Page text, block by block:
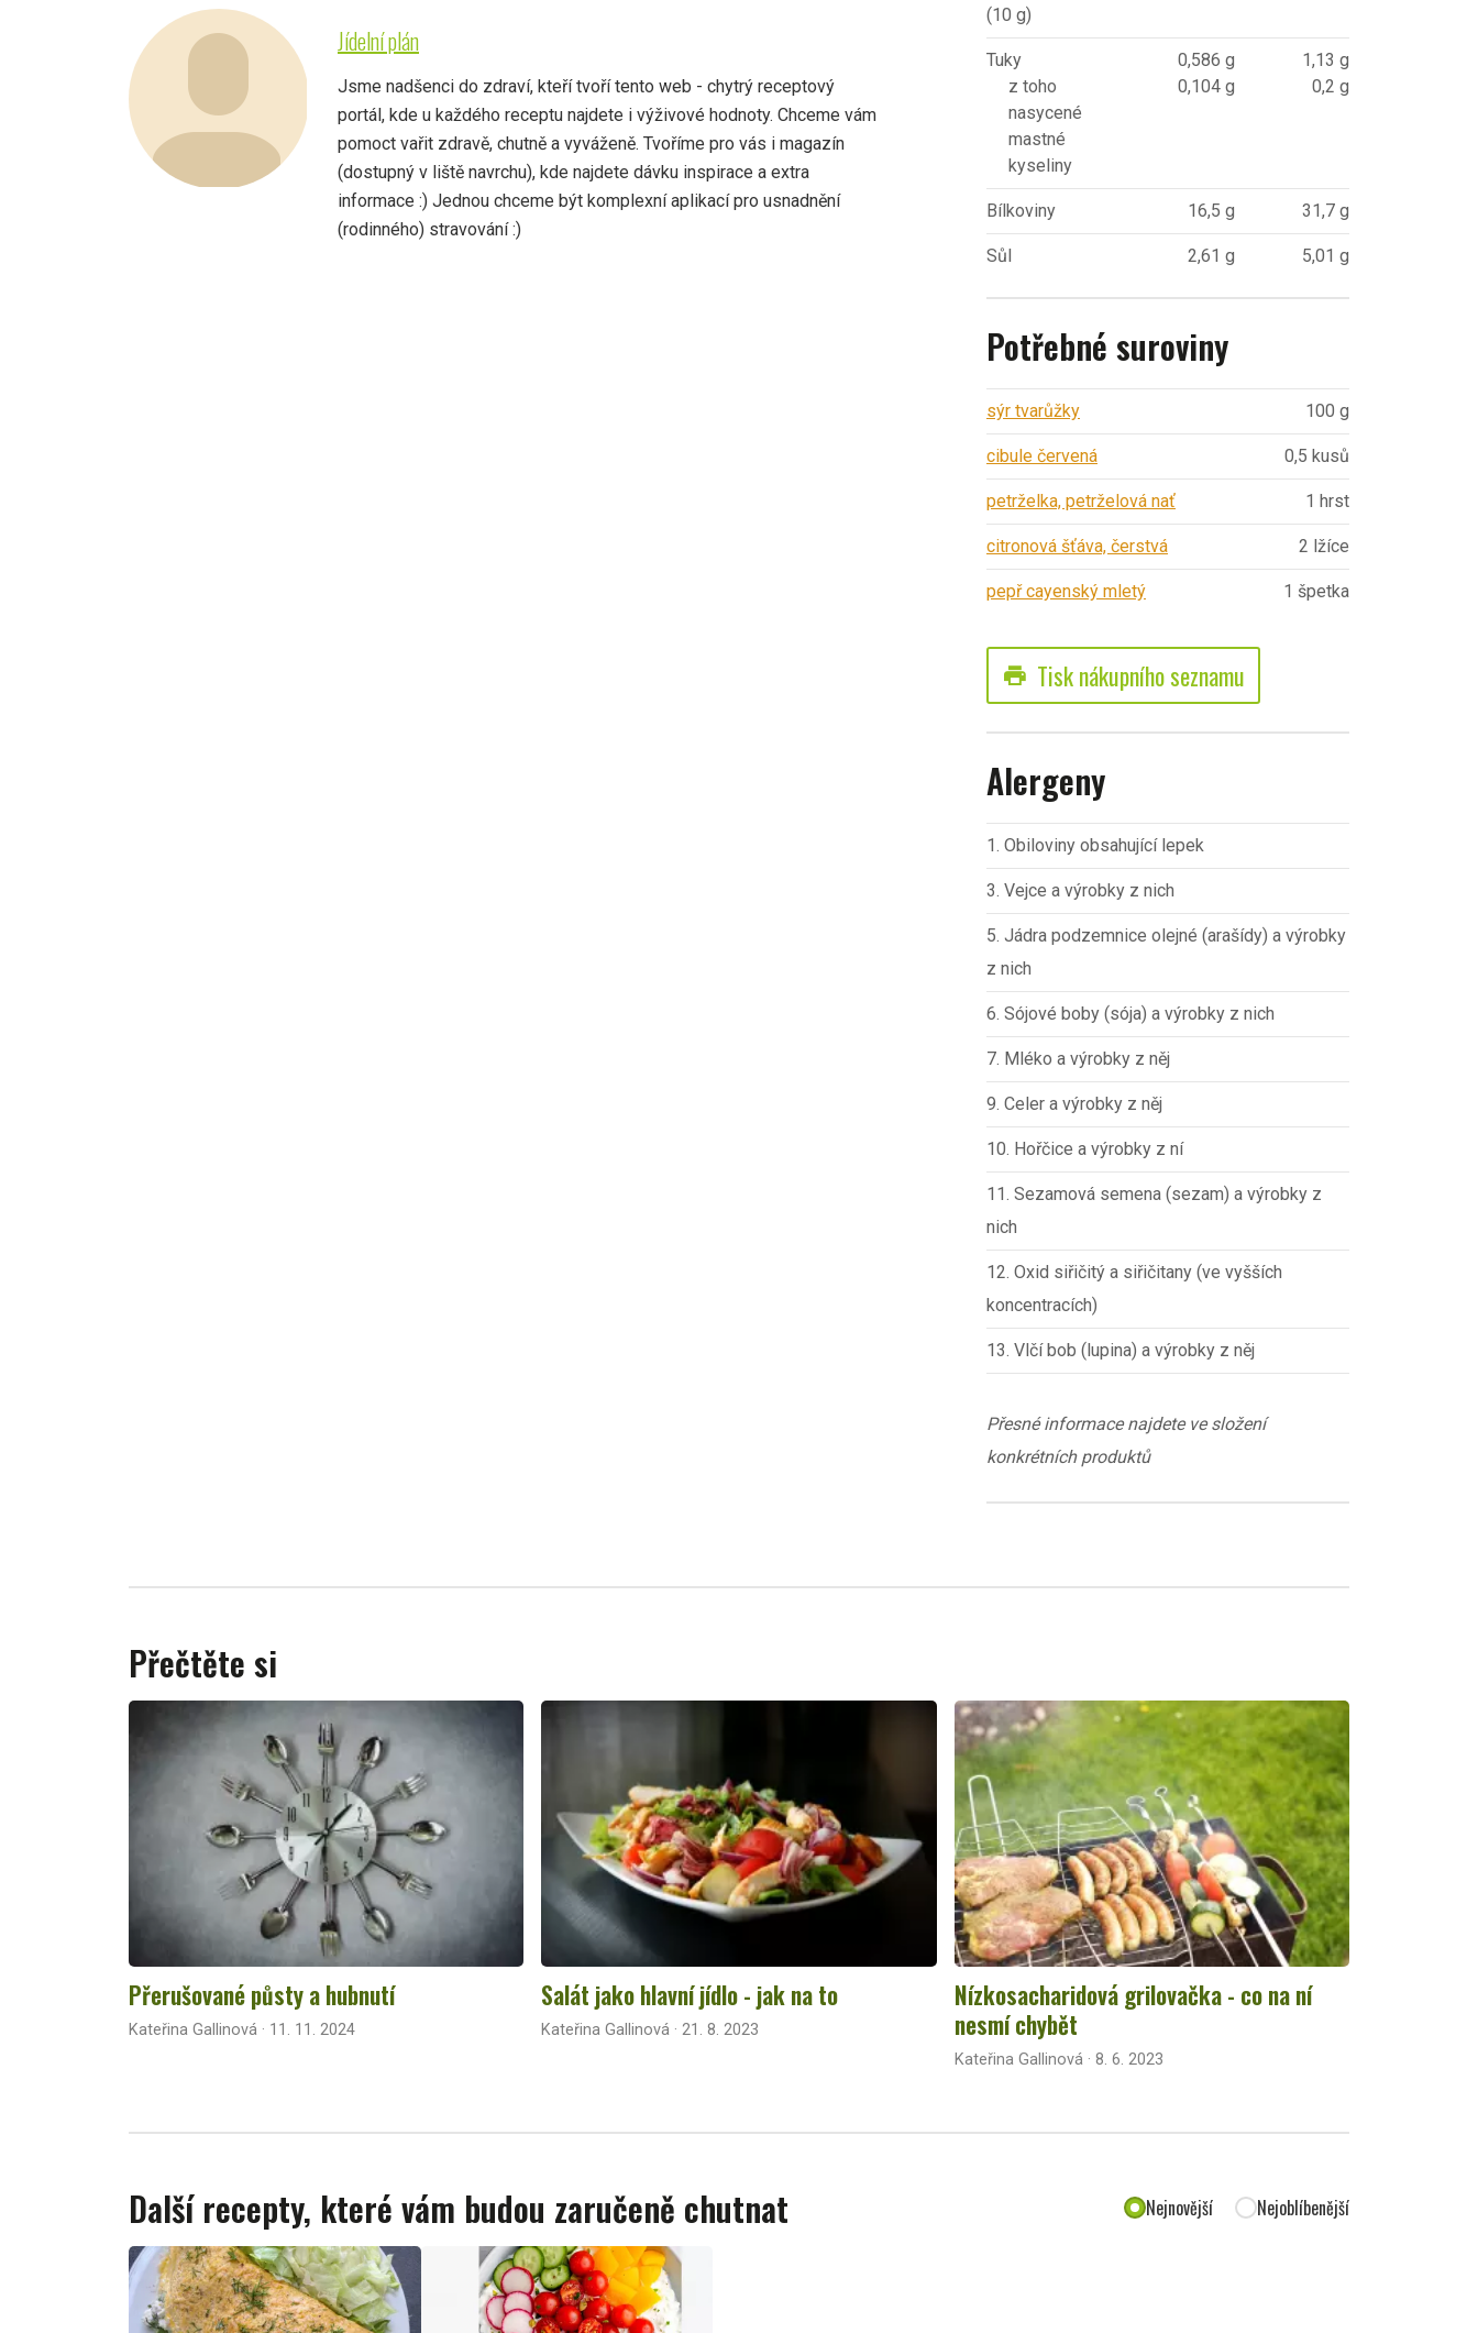
Jídelní plán
Jsme nadšenci do zdraví, kteří tvoří tento web - chytrý receptový
portál, kde u každého receptu najdete i výživové hodnoty. Chceme vám
pomoct vařit zdravě, chutně a vyváženě. Tvoříme pro vás i magazín
(dostupný v liště navrchu), kde najdete dávku inspirace a extra
informace :) Jednou chceme být komplexní aplikací pro usnadnění
(rodinného) stravování :)
(10 g)
Tuky
z toho
nasycené
mastné
kyseliny
0,586 g
0,104 g
1,13 g
0,2 g
Bílkoviny 16,5 g 31,7 g
Sůl 2,61 g 5,01 g
Potřebné suroviny
sýr tvarůžky 100 g
cibule červená 0,5 kusů
petrželka, petrželová nať 1 hrst
citronová šťáva, čerstvá 2 lžíce
pepř cayenský mletý 1 špetka
print Tisk nákupního seznamu
Alergeny
1. Obiloviny obsahující lepek
3. Vejce a výrobky z nich
5. Jádra podzemnice olejné (arašídy) a výrobky
z nich
6. Sójové boby (sója) a výrobky z nich
7. Mléko a výrobky z něj
9. Celer a výrobky z něj
10. Hořčice a výrobky z ní
11. Sezamová semena (sezam) a výrobky z
nich
12. Oxid siřičitý a siřičitany (ve vyšších
koncentracích)
13. Vlčí bob (lupina) a výrobky z něj
Přesné informace najdete ve složení
konkrétních produktů
Přečtěte si
Přerušované půsty a hubnutí
Kateřina Gallinová · 11. 11. 2024
Salát jako hlavní jídlo - jak na to
Kateřina Gallinová · 21. 8. 2023
Nízkosacharidová grilovačka - co na ní
nesmí chybět
Kateřina Gallinová · 8. 6. 2023
Další recepty, které vám budou zaručeně chutnat Nejnovější Nejoblíbenější